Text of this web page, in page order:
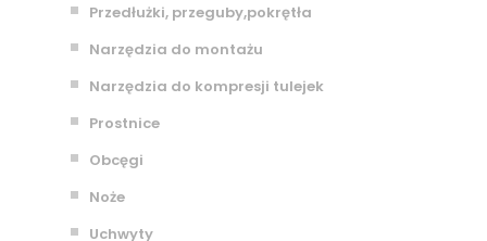
Przedłużki, przeguby,pokrętła
Narzędzia do montażu
Narzędzia do kompresji tulejek
Prostnice
Obcęgi
Noże
Uchwyty